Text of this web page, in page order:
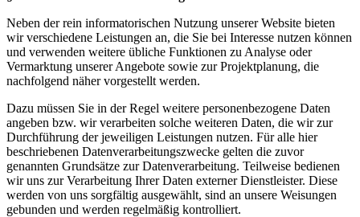
Neben der rein informatorischen Nutzung unserer Website bieten
wir verschiedene Leistungen an, die Sie bei Interesse nutzen können
und verwenden weitere übliche Funktionen zu Analyse oder
Vermarktung unserer Angebote sowie zur Projektplanung, die
nachfolgend näher vorgestellt werden.
Dazu müssen Sie in der Regel weitere personenbezogene Daten
angeben bzw. wir verarbeiten solche weiteren Daten, die wir zur
Durchführung der jeweiligen Leistungen nutzen. Für alle hier
beschriebenen Datenverarbeitungszwecke gelten die zuvor
genannten Grundsätze zur Datenverarbeitung. Teilweise bedienen
wir uns zur Verarbeitung Ihrer Daten externer Dienstleister. Diese
werden von uns sorgfältig ausgewählt, sind an unsere Weisungen
gebunden und werden regelmäßig kontrolliert.